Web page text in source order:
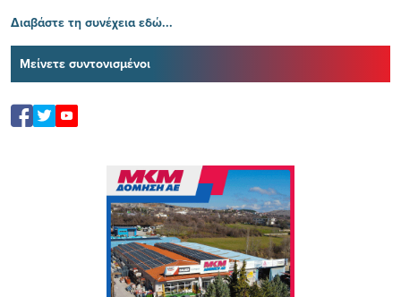
Διαβάστε τη συνέχεια εδώ...
Μείνετε συντονισμένοι